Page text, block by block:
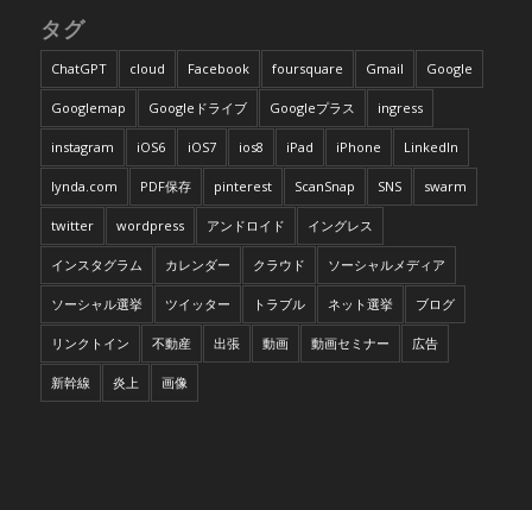
タグ
ChatGPT cloud Facebook foursquare Gmail Google
Googlemap Googleドライブ Googleプラス ingress
instagram iOS6 iOS7 ios8 iPad iPhone LinkedIn
lynda.com PDF保存 pinterest ScanSnap SNS swarm
twitter wordpress アンドロイド イングレス
インスタグラム カレンダー クラウド ソーシャルメディア
ソーシャル選挙 ツイッター トラブル ネット選挙 ブログ
リンクトイン 不動産 出張 動画 動画セミナー 広告
新幹線 炎上 画像